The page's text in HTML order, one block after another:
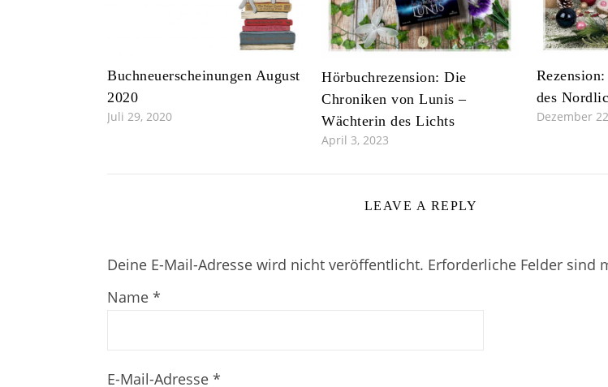
Buchneuerscheinungen August
2020
Juli 29, 2020
Hörbuchrezension: Die
Chroniken von Lunis –
Wächterin des Lichts
April 3, 2023
des
Dezember
LEAVE A REPLY
Deine E-Mail-Adresse wird nicht veröffentlicht. Erforderliche Felder sind
Name *
E-Mail-Adresse *